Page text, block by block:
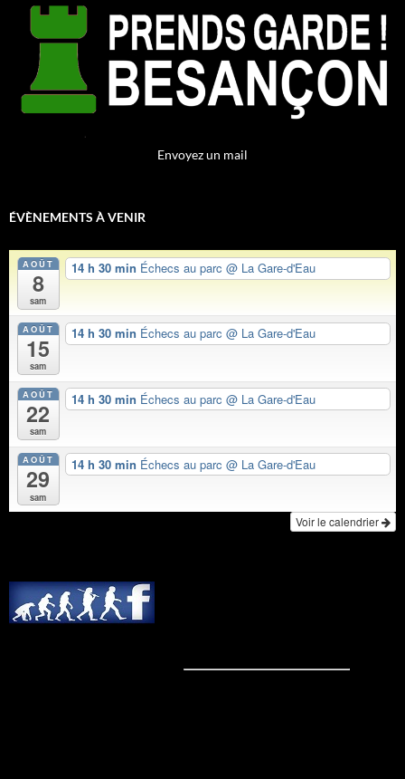
Envoyez un mail
ÉVÈNEMENTS À VENIR
AOÛT
8
sam
14 h 30 min Échecs au parc @ La Gare-d'Eau
AOÛT
15
sam
14 h 30 min Échecs au parc @ La Gare-d'Eau
AOÛT
22
sam
14 h 30 min Échecs au parc @ La Gare-d'Eau
AOÛT
29
sam
14 h 30 min Échecs au parc @ La Gare-d'Eau
Voir le calendrier